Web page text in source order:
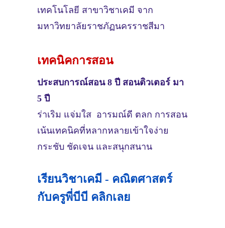
เทคโนโลยี สาขาวิชาเคมี จาก
มหาวิทยาลัยราชภัฏนครราชสีมา
เทคนิคการสอน
ประสบการณ์สอน 8 ปี สอนติวเตอร์ มา
5 ปี
ร่าเริม แจ่มใส อารมณ์ดี ตลก การสอน
เน้นเทคนิคที่หลากหลายเข้าใจง่าย
กระชับ ชัดเจน และสนุกสนาน
เรียนวิชาเคมี - คณิตศาสตร์
กับครูพี่บีบี คลิกเลย